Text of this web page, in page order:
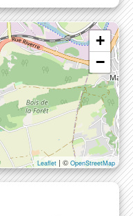
!
remboursement
/ Activité
+
−
Leaflet | © OpenStreetMap